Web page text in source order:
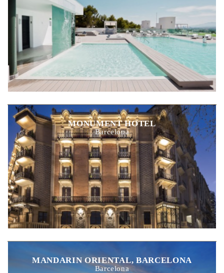
MONUMENT HOTEL
Barcelona
MANDARIN ORIENTAL, BARCELONA
Barcelona